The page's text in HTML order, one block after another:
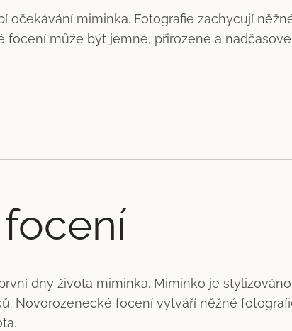
miminka. Fotografie zachycují
může být jemné, přirozené a
dny života miminka. Miminko je
Novorozenecké focení vytváří něžné